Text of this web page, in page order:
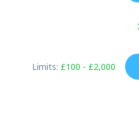
Limits: £100 - £2,000